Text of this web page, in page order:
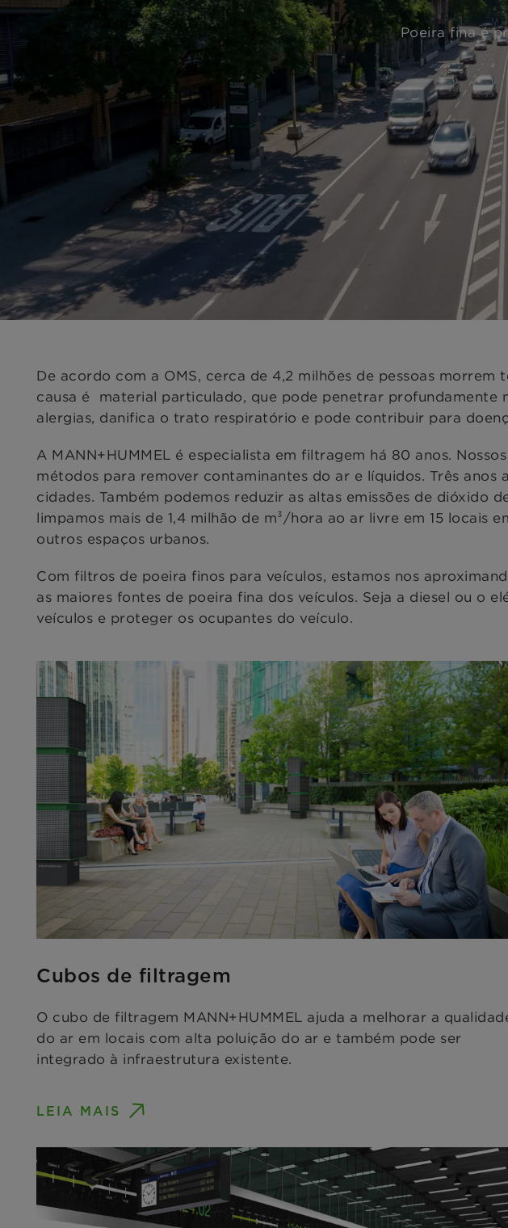
Poeira fina é
De acordo com a OMS, cerca de 4,2 milhões de pessoas
causa é material particulado, que pode penetrar profundamente
alergias, danifica o trato respiratório e pode contribuir para
A MANN+HUMMEL é especialista em filtragem há 80 anos.
métodos para remover contaminantes do ar e líquidos. Três
cidades. Também podemos reduzir as altas emissões de dióxido
limpamos mais de 1,4 milhão de m³/hora ao ar livre em 15
outros espaços urbanos.
Com filtros de poeira finos para veículos, estamos nos
as maiores fontes de poeira fina dos veículos. Seja a diesel ou o
veículos e proteger os ocupantes do veículo.
Cubos de filtragem
O cubo de filtragem MANN+HUMMEL ajuda a melhorar a
do ar em locais com alta poluição do ar e também pode ser
integrado à infraestrutura existente.
LEIA MAIS